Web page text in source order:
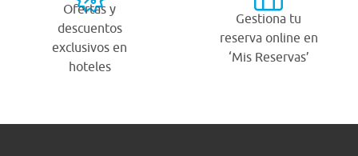
Ofertas y
descuentos
exclusivos en
hoteles
Gestiona tu
reserva online en
‘Mis Reservas’